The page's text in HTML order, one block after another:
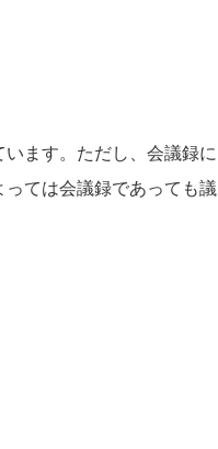
ます。ただし、会議録に
ては会議録であっても議